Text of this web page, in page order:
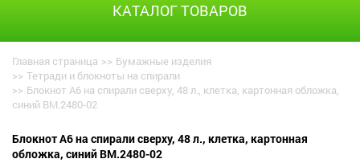
КАТАЛОГ ТОВАРОВ
Главная страница >> Бумажные изделия
>> Тетради и блокноты на спирали
>> Блокнот А6 на спирали сверху, 48 л., клетка, картонная обложка,
синий BM.2480-02
Блокнот А6 на спирали сверху, 48 л., клетка, картонная
обложка, синий BM.2480-02